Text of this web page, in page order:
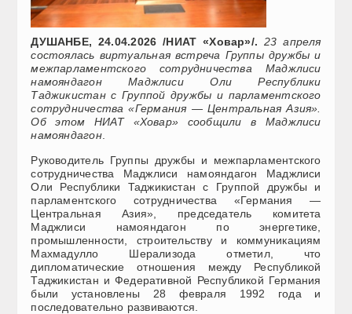
ДУШАНБЕ, 24.04.2026 /НИАТ «Ховар»/. 23 апреля
состоялась виртуальная встреча Группы дружбы и
межпарламентского сотрудничества Маджлиси
намояндагон Маджлиси Оли Республики
Таджикистан с Группой дружбы и парламентского
сотрудничества «Германия — Центральная Азия».
Об этом НИАТ «Ховар» сообщили в Маджлиси
намояндагон.
Руководитель Группы дружбы и межпарламентского
сотрудничества Маджлиси намояндагон Маджлиси
Оли Республики Таджикистан с Группой дружбы и
парламентского сотрудничества «Германия —
Центральная Азия», председатель комитета
Маджлиси намояндагон по энергетике,
промышленности, строительству и коммуникациям
Махмадулло Шерализода отметил, что
дипломатические отношения между Республикой
Таджикистан и Федеративной Республикой Германия
были установлены 28 февраля 1992 года и
последовательно развиваются.